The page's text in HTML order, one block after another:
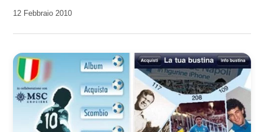
da
12 Febbraio 2010